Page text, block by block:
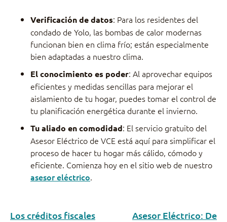
Verificación de datos: Para los residentes del
condado de Yolo, las bombas de calor modernas
funcionan bien en clima frío; están especialmente
bien adaptadas a nuestro clima.
El conocimiento es poder: Al aprovechar equipos
eficientes y medidas sencillas para mejorar el
aislamiento de tu hogar, puedes tomar el control de
tu planificación energética durante el invierno.
Tu aliado en comodidad: El servicio gratuito del
Asesor Eléctrico de VCE está aquí para simplificar el
proceso de hacer tu hogar más cálido, cómodo y
eficiente. Comienza hoy en el sitio web de nuestro
asesor eléctrico.
Los créditos fiscales
Asesor Eléctrico: De